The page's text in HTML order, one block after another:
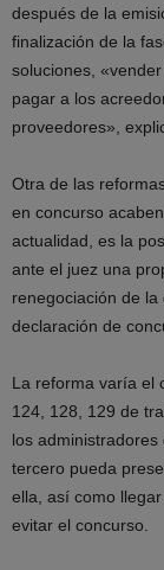
después de la
finalización de la
soluciones,
pagar a los
proveedores»,
Otra de las
en concurso
actualidad, es la
ante el juez una
renegociación de
declaración de
La reforma varía el
124, 128, 129 de
los
tercero pueda
ella, así como
evitar el concurso.